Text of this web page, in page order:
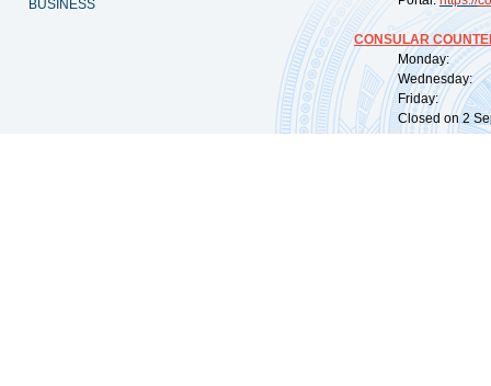
BUSINESS
CONSULAR
Monday:
Wednesday:
Friday:
Closed on 2